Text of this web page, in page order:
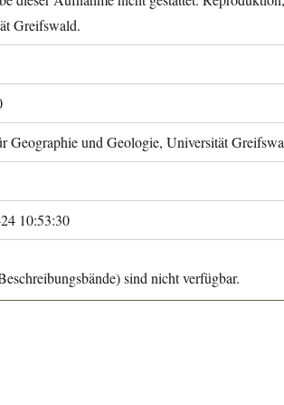
Greifswald.
Geographie und Geologie, Universität
10:53:30
sind nicht verfügbar.